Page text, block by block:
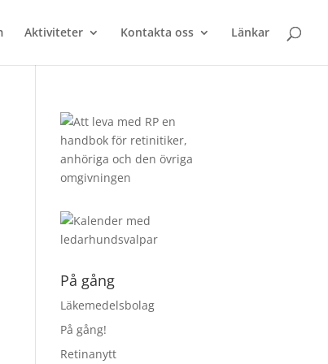
Aktiviteter Kontakta oss Länkar
På gång
Läkemedelsbolag
På gång!
Retinanytt